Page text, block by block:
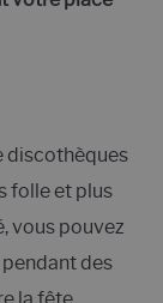
discothèques
folle et plus
vous pouvez
des